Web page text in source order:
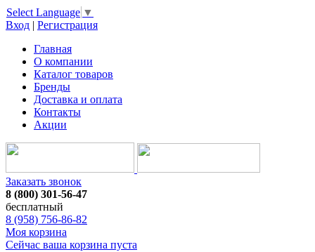
Select Language ▼
Вход | Регистрация
Главная
О компании
Каталог товаров
Бренды
Доставка и оплата
Контакты
Акции
Заказать звонок
8 (800) 301-56-47
бесплатный
8 (958) 756-86-82
Моя корзина
Сейчас ваша корзина пуста